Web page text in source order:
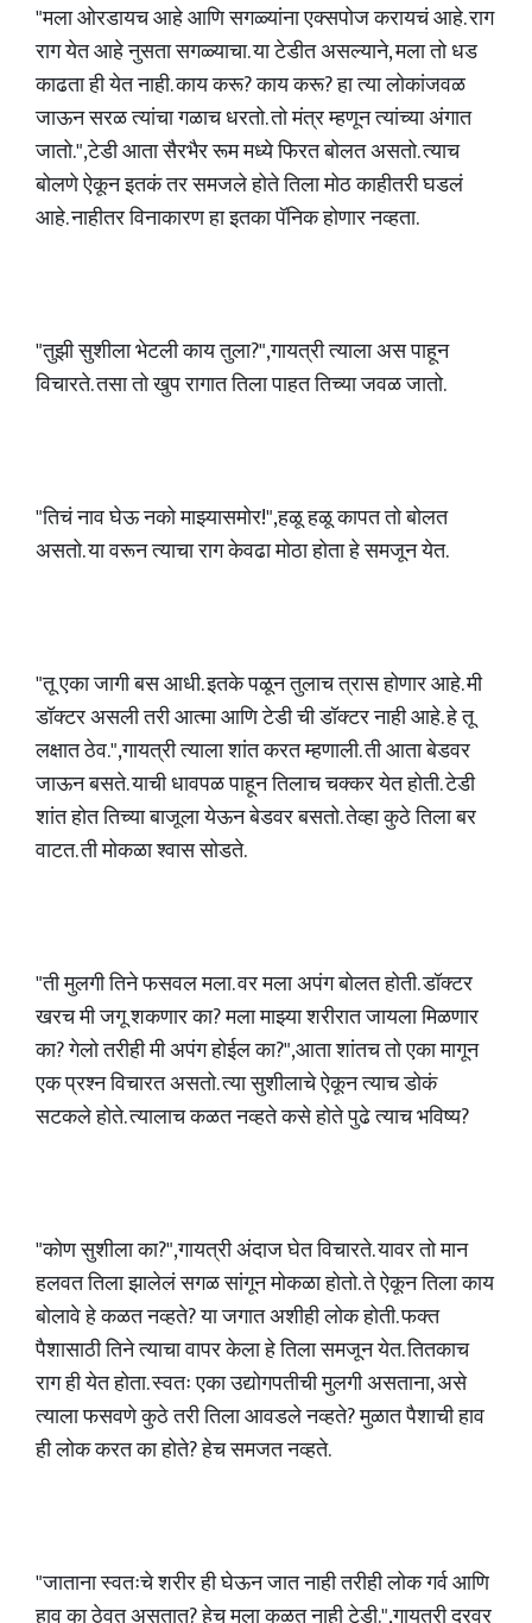
"मला ओरडायच आहे आणि सगळ्यांना एक्सपोज करायचं आहे. राग
राग येत आहे नुसता सगळ्याचा. या टेडीत असल्याने, मला तो धड
काढता ही येत नाही. काय करू? काय करू? हा त्या लोकांजवळ
जाऊन सरळ त्यांचा गळाच धरतो. तो मंत्र म्हणून त्यांच्या अंगात
जातो.",टेडी आता सैरभैर रूम मध्ये फिरत बोलत असतो. त्याच
बोलणे ऐकून इतकं तर समजले होते तिला मोठ काहीतरी घडलं
आहे. नाहीतर विनाकारण हा इतका पॅनिक होणार नव्हता.
"तुझी सुशीला भेटली काय तुला?",गायत्री त्याला अस पाहून
विचारते. तसा तो खुप रागात तिला पाहत तिच्या जवळ जातो.
"तिचं नाव घेऊ नको माझ्यासमोर!",हळू हळू कापत तो बोलत
असतो. या वरून त्याचा राग केवढा मोठा होता हे समजून येत.
"तू एका जागी बस आधी. इतके पळून तुलाच त्रास होणार आहे. मी
डॉक्टर असली तरी आत्मा आणि टेडी ची डॉक्टर नाही आहे. हे तू
लक्षात ठेव.",गायत्री त्याला शांत करत म्हणाली. ती आता बेडवर
जाऊन बसते. याची धावपळ पाहून तिलाच चक्कर येत होती. टेडी
शांत होत तिच्या बाजूला येऊन बेडवर बसतो. तेव्हा कुठे तिला बर
वाटत. ती मोकळा श्वास सोडते.
"ती मुलगी तिने फसवल मला. वर मला अपंग बोलत होती. डॉक्टर
खरच मी जगू शकणार का? मला माझ्या शरीरात जायला मिळणार
का? गेलो तरीही मी अपंग होईल का?",आता शांतच तो एका मागून
एक प्रश्न विचारत असतो. त्या सुशीलाचे ऐकून त्याच डोकं
सटकले होते. त्यालाच कळत नव्हते कसे होते पुढे त्याच भविष्य?
"कोण सुशीला का?",गायत्री अंदाज घेत विचारते. यावर तो मान
हलवत तिला झालेलं सगळ सांगून मोकळा होतो. ते ऐकून तिला काय
बोलावे हे कळत नव्हते? या जगात अशीही लोक होती. फक्त
पैशासाठी तिने त्याचा वापर केला हे तिला समजून येत. तितकाच
राग ही येत होता. स्वतः एका उद्योगपतीची मुलगी असताना, असे
त्याला फसवणे कुठे तरी तिला आवडले नव्हते? मुळात पैशाची हाव
ही लोक करत का होते? हेच समजत नव्हते.
"जाताना स्वतःचे शरीर ही घेऊन जात नाही तरीही लोक गर्व आणि